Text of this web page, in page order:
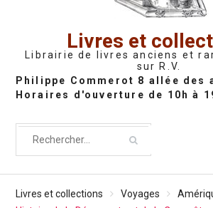
Livres et
Librairie de livres anciens et
sur R.V.
Livres et collections Voyages